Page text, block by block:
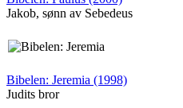
Jakob, sønn av Sebedeus
Bibelen: Jeremia (1998)
Judits bror